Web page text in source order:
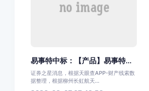
易事特中标：【产品】易事特...
证券之星消息，根据天眼查APP-财产线索数
据整理，根据柳州长虹航天...